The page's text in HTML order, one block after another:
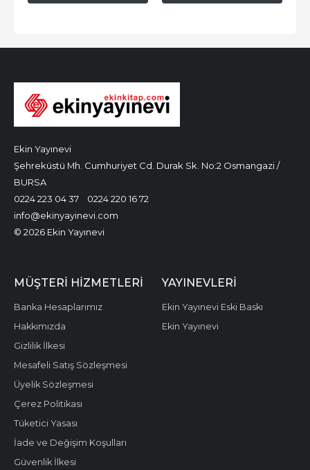
Ekin Yayınevi
Şehreküstü Mh. Cumhuriyet Cd. Durak Sk. No:2 Osmangazi /
BURSA
0224 223 04 37
0224 220 16 72
info@ekinyayinevi.com
© 2026 Ekin Yayınevi
MÜŞTERI HIZMETLERI
Banka Hesaplarımız
Hakkımızda
Gizlilik İlkesi
Mesafeli Satış Sözleşmesi
Üyelik Sözleşmesi
Çerez Politikası
Tüketici Yasası
İade ve Değişim Koşulları
Güvenlik İlkesi
YAYINEVLERI
Ekin Yayınevi Eski Baskı
Ekin Yayınevi